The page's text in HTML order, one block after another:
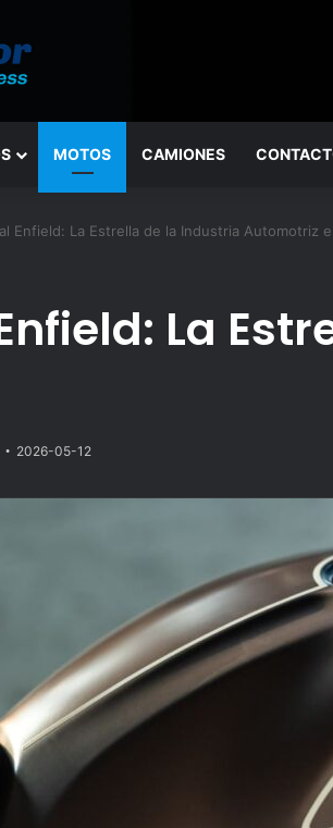
MOTOS CAMIONES
Enfield: La Estrella de la Industria Automotriz
La
2026-05-12